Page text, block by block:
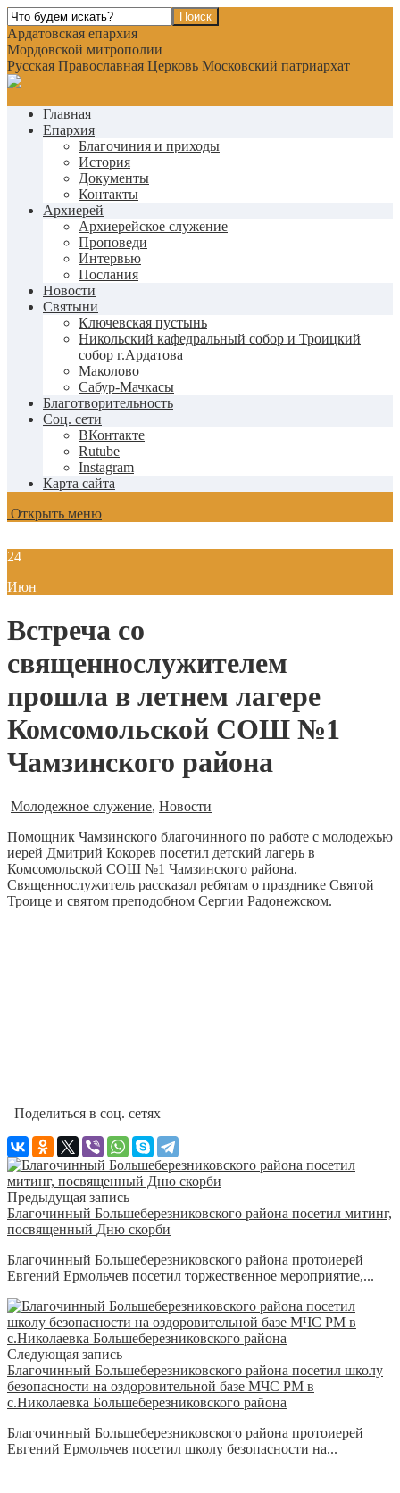
Ардатовская епархия
Мордовской митрополии
Русская Православная Церковь Московский патриархат
Главная
Епархия
Благочиния и приходы
История
Документы
Контакты
Архиерей
Архиерейское служение
Проповеди
Интервью
Послания
Новости
Святыни
Ключевская пустынь
Никольский кафедральный собор и Троицкий
собор г.Ардатова
Маколово
Сабур-Мачкасы
Благотворительность
Соц. сети
ВКонтакте
Rutube
Instagram
Карта сайта
Открыть меню
24
Июн
Встреча со
священнослужителем
прошла в летнем лагере
Комсомольской СОШ №1
Чамзинского района
Молодежное служение, Новости
Помощник Чамзинского благочинного по работе с молодежью
иерей Дмитрий Кокорев посетил детский лагерь в
Комсомольской СОШ №1 Чамзинского района.
Священнослужитель рассказал ребятам о празднике Святой
Троице и святом преподобном Сергии Радонежском.
Поделиться в соц. сетях
Предыдущая запись
Благочинный Большеберезниковского района посетил митинг,
посвященный Дню скорби
Благочинный Большеберезниковского района протоиерей
Евгений Ермольчев посетил торжественное мероприятие,...
Следующая запись
Благочинный Большеберезниковского района посетил школу
безопасности на оздоровительной базе МЧС РМ в
с.Николаевка Большеберезниковского района
Благочинный Большеберезниковского района протоиерей
Евгений Ермольчев посетил школу безопасности на...